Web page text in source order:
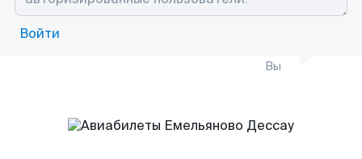
Войти
Вы